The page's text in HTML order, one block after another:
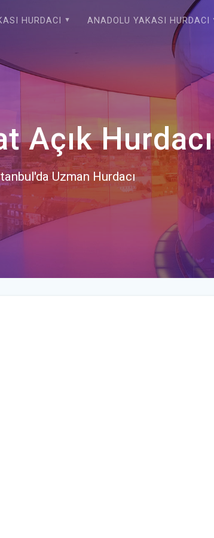
HURDACI ANADOLU YAKASI HURDACI
Açık Hurdacı
Uzman Hurdacı